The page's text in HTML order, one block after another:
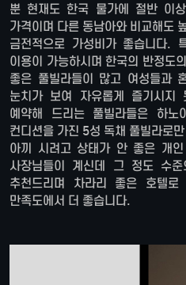
뿐 현재도 한국 물가에 절반 이
가격이며 다른 동남아와 비교해도
금전적으로 가성비가 좋습니다.
이용이 가능하시며 한국의 반정도
좋은 풀빌라들이 많고 여성들과
눈치가 보여 자유롭게 즐기시지
예약해 드리는 풀빌라들은 하
컨디션을 가진 5성 독채 풀빌라로
아끼 시려고 상태가 안 좋은 개
사장님들이 계신데 그 정도 수
추천드리며 차라리 좋은 호텔
만족도에서 더 좋습니다.